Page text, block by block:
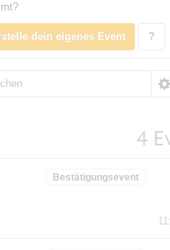
dein eigenes Event ?
4
Bestätigungsevent